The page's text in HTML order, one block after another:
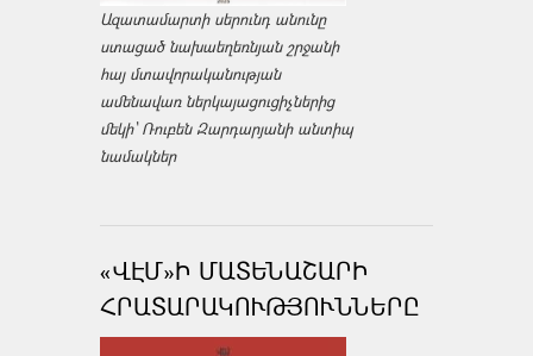
Ազատամարտի սերունդ անունը
ստացած նախաեղեռնյան շրջանի
հայ մտավորականության
ամենավառ ներկայացուցիչներից
մեկի՝ Ռուբեն Զարդարյանի անտիպ
նամակներ
«ՎԷՄ»Ի ՄԱՏԵՆԱՇԱՐԻ
ՀՐԱՏԱՐԱԿՈՒԹՅՈՒՆՆԵՐԸ